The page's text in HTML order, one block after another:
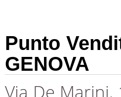
Punto
GENOVA
Via De Marini,